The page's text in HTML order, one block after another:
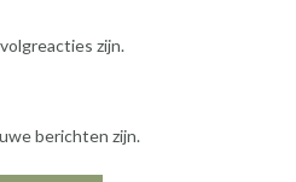
zijn.
berichten zijn.